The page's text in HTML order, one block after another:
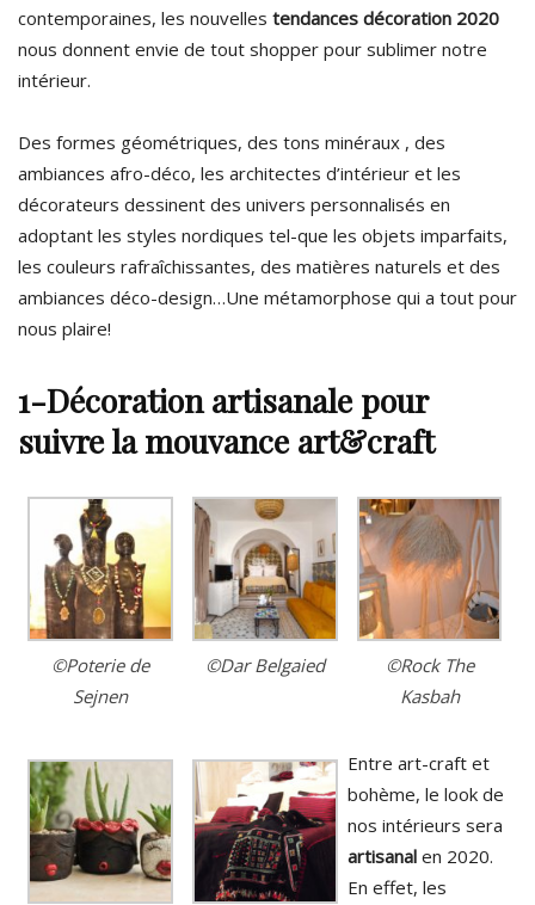
contemporaines, les nouvelles tendances décoration 2020
nous donnent envie de tout shopper pour sublimer notre
intérieur.
Des formes géométriques, des tons minéraux , des
ambiances afro-déco, les architectes d’intérieur et les
décorateurs dessinent des univers personnalisés en
adoptant les styles nordiques tel-que les objets imparfaits,
les couleurs rafraîchissantes, des matières naturels et des
ambiances déco-design…Une métamorphose qui a tout pour
nous plaire!
1-Décoration artisanale pour
suivre la mouvance art&craft
©Poterie de
Sejnen
©Dar Belgaied
©Rock The
Kasbah
Entre art-craft et
bohème, le look de
nos intérieurs sera
artisanalen 2020.
En effet, les